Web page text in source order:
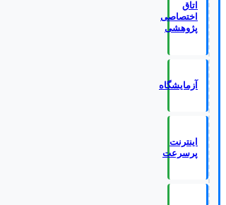
اتاق
اختصاصی
پژوهشی
آزمایشگاه
اینترنت
پرسرعت